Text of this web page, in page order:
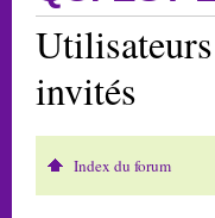
invités
Index du forum